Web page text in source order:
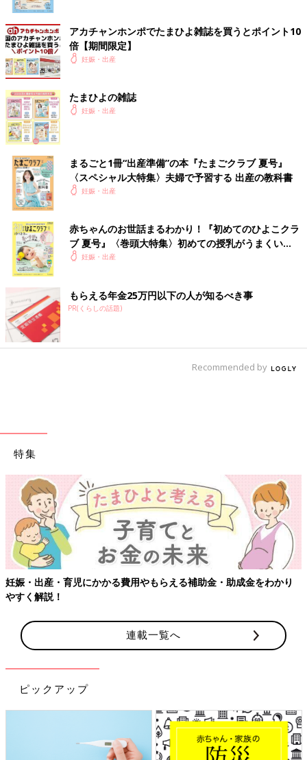
アカチャンホンポでたまひよ雑誌を買うとポイント10
倍【期間限定】
妊娠・出産
たまひよの雑誌
妊娠・出産
まるごと1冊“出産準備”の本『たまごクラブ 夏号』
〈スペシャル大特集〉夫婦で予習する 出産の教科書
妊娠・出産
赤ちゃんのお世話まるわかり！『初めてのひよこクラ
ブ 夏号』〈巻頭大特集〉初めての授乳がうまくい
く！ おっぱい・ミルクの基本と夏のトラブル 解決テ
妊娠・出産
もらえる年金25万円以下の人が知るべき事
PR(くらしの話題)
Recommended by
特集
わかり 【ワクチン接種できるものも】妊婦の感染症対策、知っ
連載一覧へ
ピックアップ